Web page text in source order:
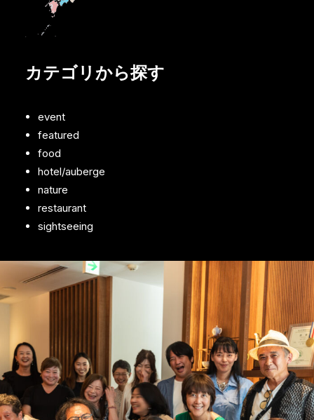
カテゴリから探す
event
featured
food
hotel/auberge
nature
restaurant
sightseeing